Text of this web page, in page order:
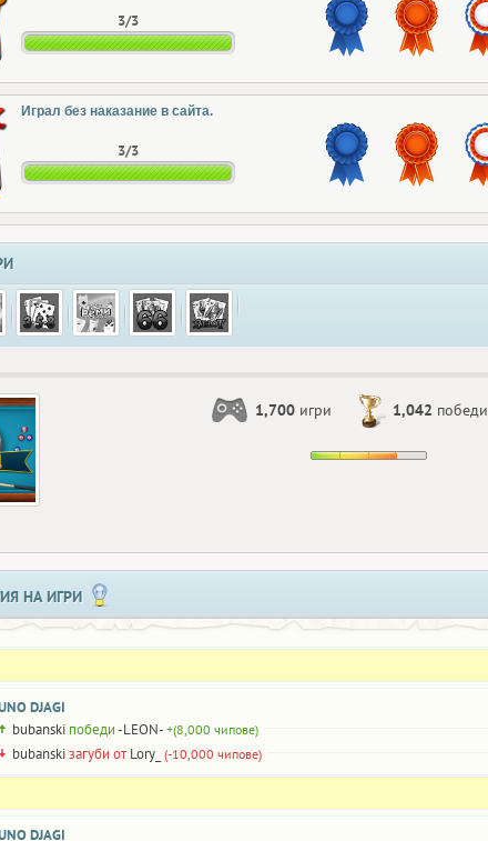
3/3
Играл без наказание в сайта.
3/3
1,700 игри 1,042 победи
НА ИГРИ
DJAGI
bubanski победи-LEON- +(8,000 чипове)
bubanskiзагуби от Lory_ (-10,000 чипове)
DJAGI